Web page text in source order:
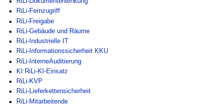
RiLi-Fernzugriff
RiLi-Freigabe
RiLi-Gebäude und Räume
RiLi-Industrielle IT
RiLi-Informationssicherheit KKU
RiLi-InterneAuditierung
KI:RiLi-KI-Einsatz
RiLi-KVP
RiLi-Lieferkettensicherheit
RiLi-Mitarbeitende